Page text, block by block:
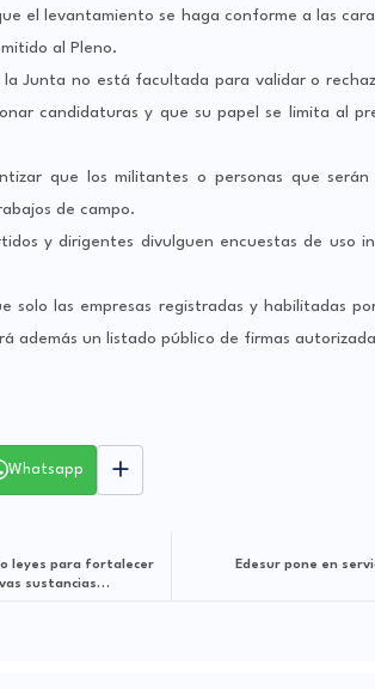
el levantamiento se haga conforme a las
al Pleno.
Junta no está facultada para validar o
candidaturas y que su papel se limita al
que los militantes o personas que serán
de campo.
y dirigentes divulguen encuestas de uso
solo las empresas registradas y habilitadas
además un listado público de firmas
Whatsapp
Edesur pone en
leyes para fortalecer
sustancias